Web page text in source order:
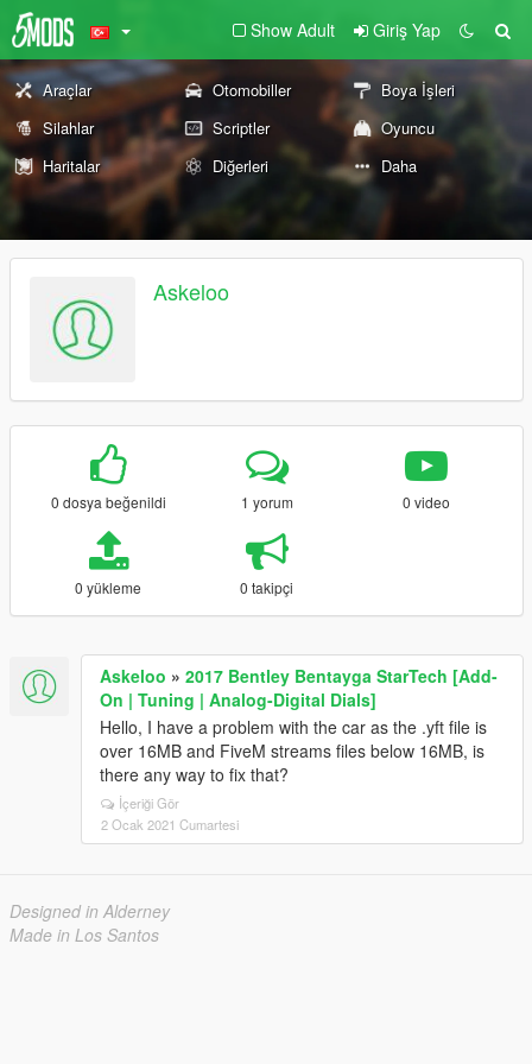
Show Adult Giriş Yap
Araçlar Otomobiller
Boya İşleri
Silahlar
Scriptler
Oyuncu
Haritalar
Diğerleri Daha
Askeloo
0 dosya beğenildi 1 yorum 0 video
0 yükleme 0 takipçi
Askeloo » 2017 Bentley Bentayga StarTech [Add-
On | Tuning | Analog-Digital Dials]
Hello, I have a problem with the car as the .yft file is
over 16MB and FiveM streams files below 16MB, is
there any way to fix that?
İçeriği Gör
2 Ocak 2021 Cumartesi
Designed in Alderney
Made in Los Santos